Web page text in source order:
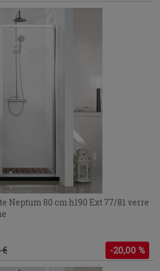
Neptum 80 cm h190 Ext 77/81 verre
€ -20,00 %